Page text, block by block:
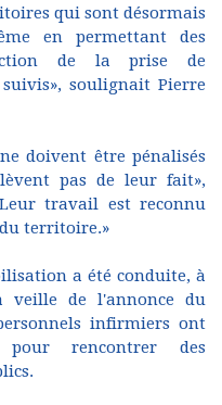
qui sont désormais
en permettant des
de la prise de
soulignait Pierre
doivent être pénalisés
pas de leur fait»,
travail est reconnu
territoire.»
a été conduite, à
veille de l'annonce du
infirmiers ont
pour rencontrer des